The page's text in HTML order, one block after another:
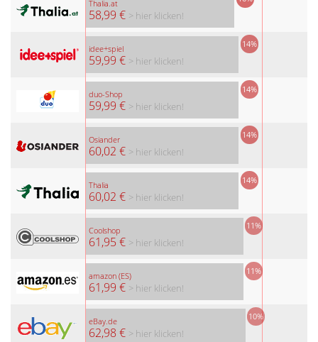
Thalia.at
58,99 € > hier klicken!
idee+spiel
59,99 €
14%
> hier klicken!
duo-Shop
59,99 €
14%
> hier klicken!
Osiander
60,02 €
14%
> hier klicken!
Thalia
60,02 €
14%
> hier klicken!
Coolshop
61,95 €
11%
> hier klicken!
amazon (ES)
61,99 €
11%
> hier klicken!
eBay.de
62,98 €
10%
> hier klicken!